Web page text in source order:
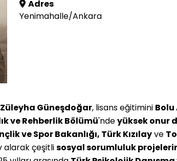
Adres
Yenimahalle/Ankara
Güneşdoğar, lisans eğitimini
ve Rehberlik Bölümü 'nde yüksek onur
ve Spor Bakanlığı, Türk Kızılay ve
alarak çeşitli sosyal sorumluluk